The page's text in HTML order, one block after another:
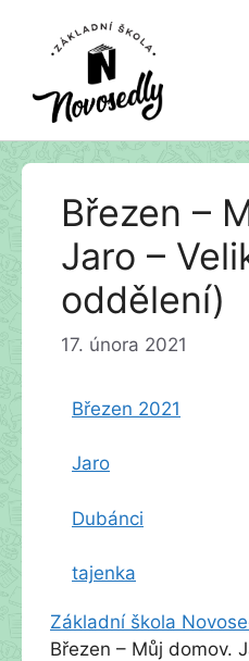
Přeskočit
Březen –
Jaro –
oddělení)
17. února 2021
Březen 2021
Jaro
Dubánci
tajenka
Základní škola
Březen – Můj domov.